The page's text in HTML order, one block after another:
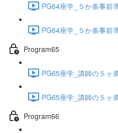
PG64座学_５か条事
PG64座学_５か条事
Program65
PG65座学_講師の５
PG65座学_講師の５ヶ
Program66